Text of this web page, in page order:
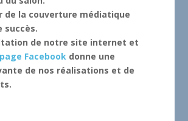
de la couverture médiatique
succès.
de notre site internet et
page Facebook donne une
de nos réalisations et de